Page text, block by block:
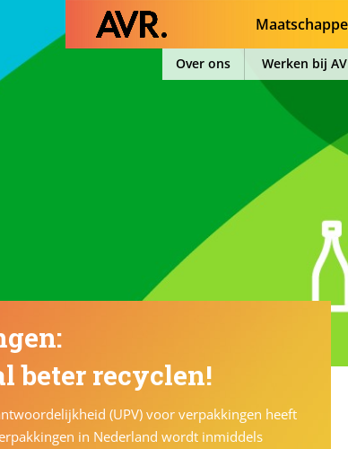
Over ons Werken bij
beter recyclen!
(UPV) voor verpakkingen heeft
in Nederland wordt inmiddels